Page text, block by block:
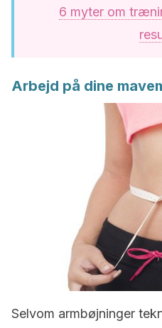
6 myter om
Arbejd på dine
Selvom armbøjninger